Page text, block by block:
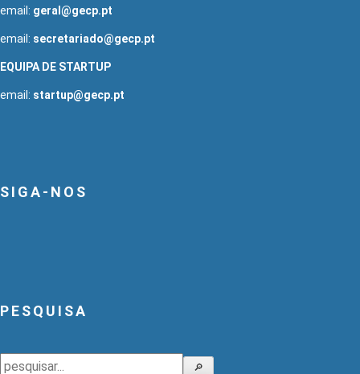
email: geral@gecp.pt
email: secretariado@gecp.pt
EQUIPA DE STARTUP
email: startup@gecp.pt
SIGA-NOS
PESQUISA
Pesquisar 🔎